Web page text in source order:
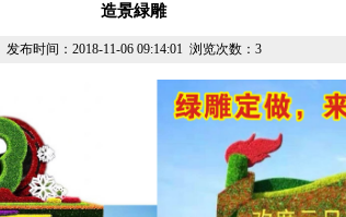
造景緑雕
发布时间：2018-11-06 09:14:01 浏览次数： 3